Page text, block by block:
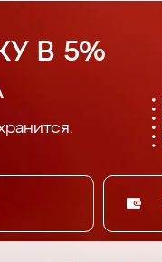
В 5%